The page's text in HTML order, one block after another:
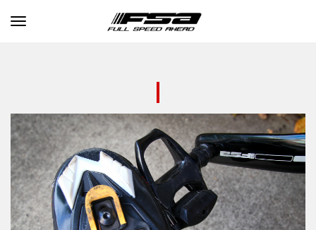
Toggle navigation